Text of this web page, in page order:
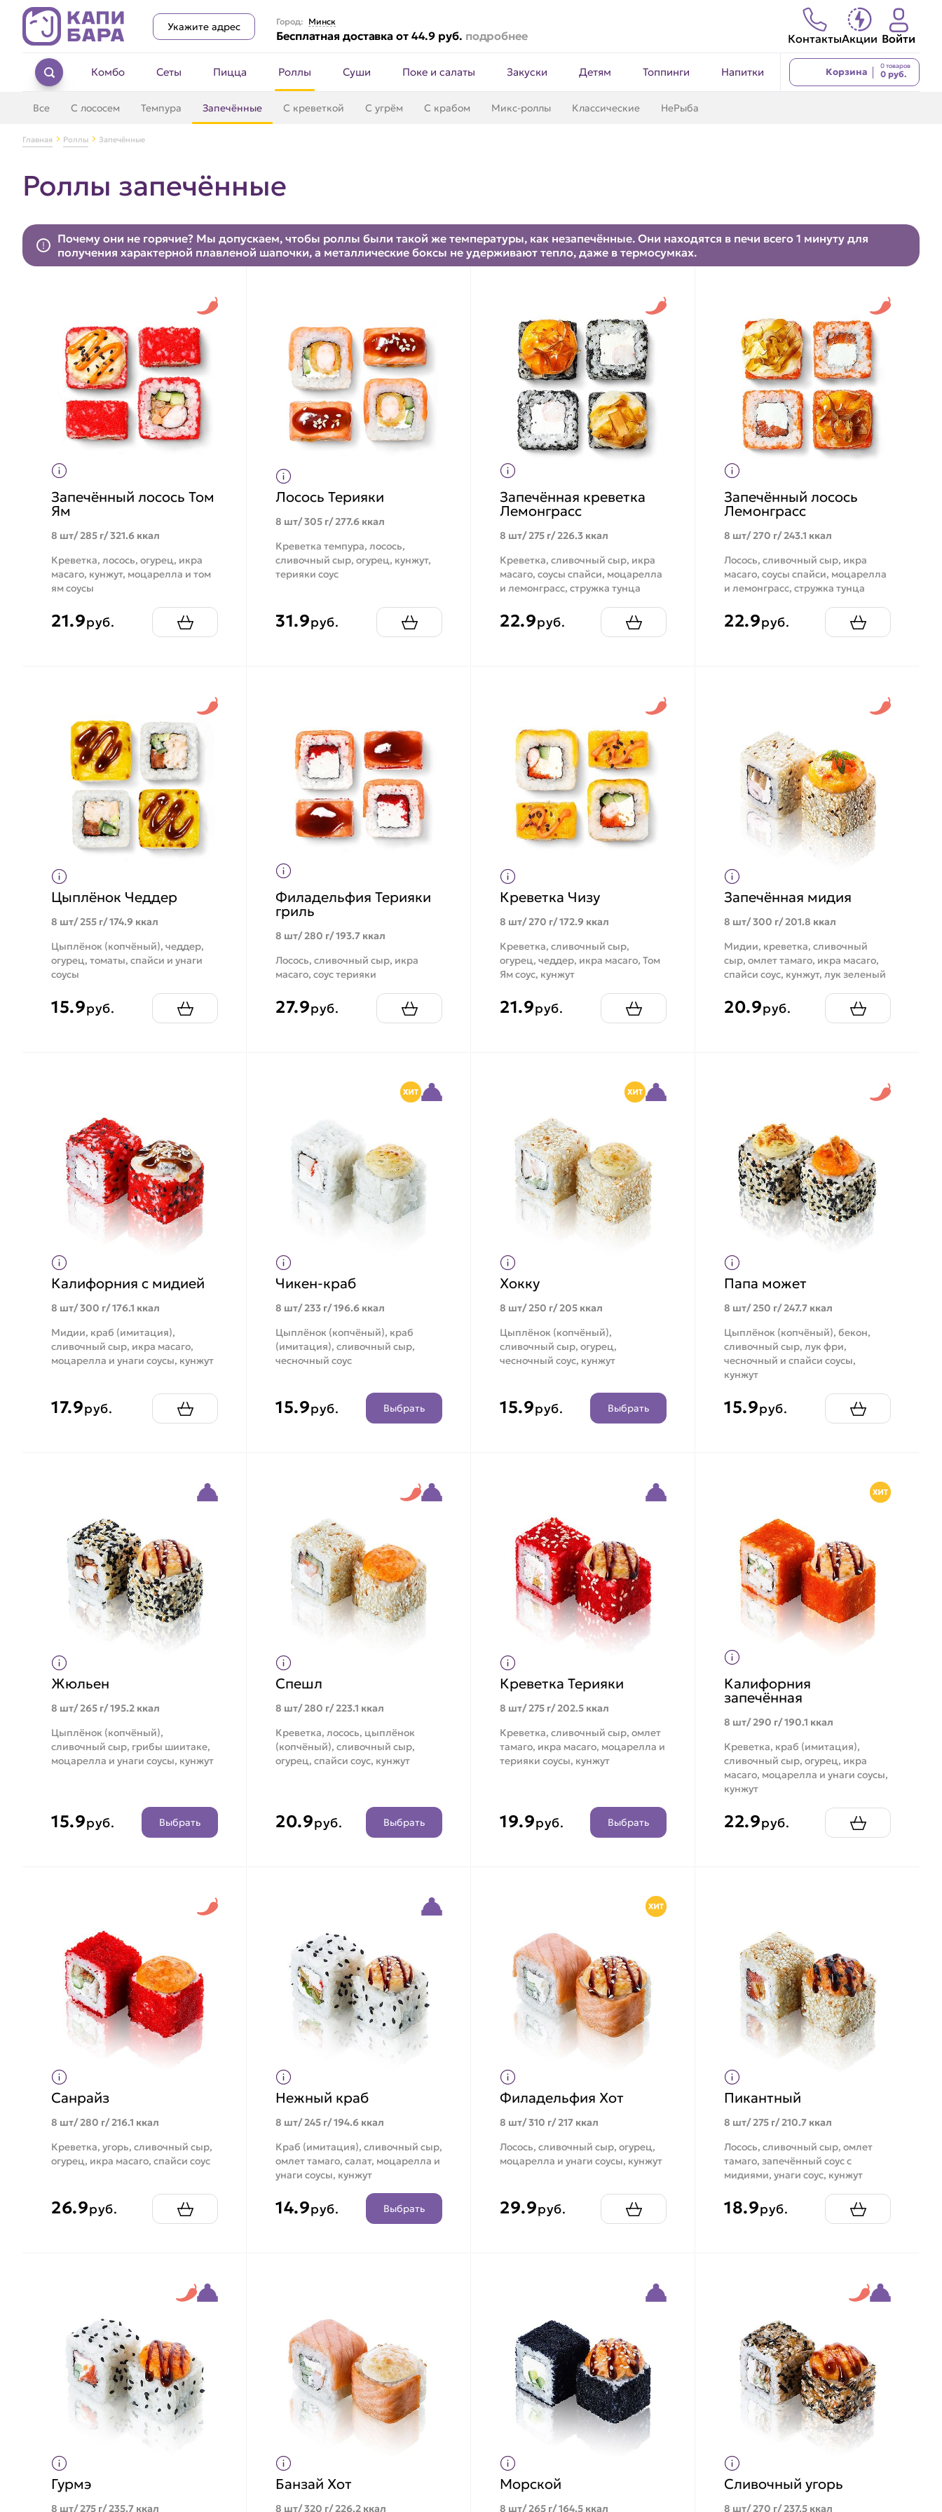
Укажите адрес Город: Минск
Бесплатная доставка от 44.9 руб. подробнее КонтактыАкции Войти
Комбо Сеты Пицца Роллы Суши Поке и салаты Закуски Детям Топпинги Напитки Корзина
0 товаров
0 руб.
Все С лососем Темпура Запечённые С креветкой С угрём С крабом Микс-роллы Классические НеРыба
Главная Роллы Запечённые
Роллы запечённые
Почему они не горячие? Мы допускаем, чтобы роллы были такой же температуры, как незапечённые. Они находятся в печи всего 1 минуту для
получения характерной плавленой шапочки, а металлические боксы не удерживают тепло, даже в термосумках.
Запечённый лосось Том
Ям
8 шт/ 285 г/ 321.6 ккал
Креветка, лосось, огурец, икра
масаго, кунжут, моцарелла и том
ям соусы
21.9руб.
Лосось Терияки
8 шт/ 305 г/ 277.6 ккал
Креветка темпура, лосось,
сливочный сыр, огурец, кунжут,
терияки соус
31.9руб.
Запечённая креветка
Лемонграсс
8 шт/ 275 г/ 226.3 ккал
Креветка, сливочный сыр, икра
масаго, соусы спайси, моцарелла
и лемонграсс, стружка тунца
22.9руб.
Запечённый лосось
Лемонграсс
8 шт/ 270 г/ 243.1 ккал
Лосось, сливочный сыр, икра
масаго, соусы спайси, моцарелла
и лемонграсс, стружка тунца
22.9руб.
Цыплёнок Чеддер
8 шт/ 255 г/ 174.9 ккал
Цыплёнок (копчёный), чеддер,
огурец, томаты, спайси и унаги
соусы
15.9руб.
Филадельфия Терияки
гриль
8 шт/ 280 г/ 193.7 ккал
Лосось, сливочный сыр, икра
масаго, соус терияки
27.9руб.
Креветка Чизу
8 шт/ 270 г/ 172.9 ккал
Креветка, сливочный сыр,
огурец, чеддер, икра масаго, Том
Ям соус, кунжут
21.9руб.
Запечённая мидия
8 шт/ 300 г/ 201.8 ккал
Мидии, креветка, сливочный
сыр, омлет тамаго, икра масаго,
спайси соус, кунжут, лук зеленый
20.9руб.
Калифорния с мидией
8 шт/ 300 г/ 176.1 ккал
Мидии, краб (имитация),
сливочный сыр, икра масаго,
моцарелла и унаги соусы, кунжут
17.9руб.
Чикен-краб
8 шт/ 233 г/ 196.6 ккал
Цыплёнок (копчёный), краб
(имитация), сливочный сыр,
чесночный соус
15.9руб. Выбрать
Хокку
8 шт/ 250 г/ 205 ккал
Цыплёнок (копчёный),
сливочный сыр, огурец,
чесночный соус, кунжут
15.9руб. Выбрать
Папа может
8 шт/ 250 г/ 247.7 ккал
Цыплёнок (копчёный), бекон,
сливочный сыр, лук фри,
чесночный и спайси соусы,
кунжут
15.9руб.
Жюльен
8 шт/ 265 г/ 195.2 ккал
Цыплёнок (копчёный),
сливочный сыр, грибы шиитаке,
моцарелла и унаги соусы, кунжут
15.9руб. Выбрать
Спешл
8 шт/ 280 г/ 223.1 ккал
Креветка, лосось, цыплёнок
(копчёный), сливочный сыр,
огурец, спайси соус, кунжут
20.9руб. Выбрать
Креветка Терияки
8 шт/ 275 г/ 202.5 ккал
Креветка, сливочный сыр, омлет
тамаго, икра масаго, моцарелла и
терияки соусы, кунжут
19.9руб. Выбрать
Калифорния
запечённая
8 шт/ 290 г/ 190.1 ккал
Креветка, краб (имитация),
сливочный сыр, огурец, икра
масаго, моцарелла и унаги соусы,
кунжут
22.9руб.
Санрайз
8 шт/ 280 г/ 216.1 ккал
Креветка, угорь, сливочный сыр,
огурец, икра масаго, спайси соус
26.9руб.
Нежный краб
8 шт/ 245 г/ 194.6 ккал
Краб (имитация), сливочный сыр,
омлет тамаго, салат, моцарелла и
унаги соусы, кунжут
14.9руб. Выбрать
Филадельфия Хот
8 шт/ 310 г/ 217 ккал
Лосось, сливочный сыр, огурец,
моцарелла и унаги соусы, кунжут
29.9руб.
Пикантный
8 шт/ 275 г/ 210.7 ккал
Лосось, сливочный сыр, омлет
тамаго, запечённый соус с
мидиями, унаги соус, кунжут
18.9руб.
Гурмэ
8 шт/ 275 г/ 235.7 ккал
Банзай Хот
8 шт/ 320 г/ 226.2 ккал
Морской
8 шт/ 265 г/ 164.5 ккал
Сливочный угорь
8 шт/ 270 г/ 237.5 ккал